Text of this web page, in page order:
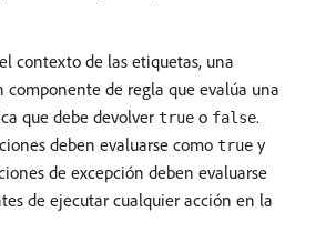
contexto de las etiquetas, una
componente de regla que evalúa una
que debe devolver true o false.
deben evaluarse como true y
de excepción deben evaluarse
de ejecutar cualquier acción en la